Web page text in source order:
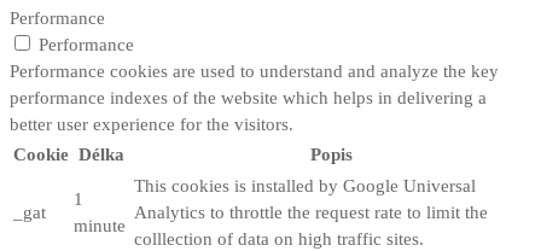
Performance
Performance
Performance cookies are used to understand and analyze the key
performance indexes of the website which helps in delivering a
better user experience for the visitors.
Cookie Délka Popis
_gat
1
minute
This cookies is installed by Google Universal
Analytics to throttle the request rate to limit the
colllection of data on high traffic sites.